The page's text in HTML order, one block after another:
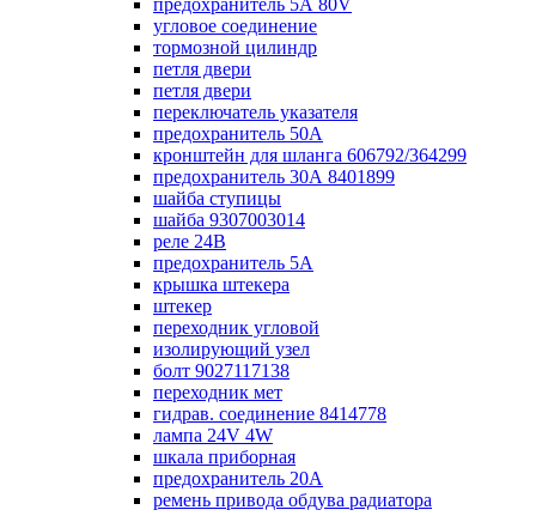
предохранитель 5А 80V
угловое соединение
тормозной цилиндр
петля двери
петля двери
переключатель указателя
предохранитель 50А
кронштейн для шланга 606792/364299
предохранитель 30А 8401899
шайба ступицы
шайба 9307003014
реле 24В
предохранитель 5А
крышка штекера
штекер
переходник угловой
изолирующий узел
болт 9027117138
переходник мет
гидрав. соединение 8414778
лампа 24V 4W
шкала приборная
предохранитель 20А
ремень привода обдува радиатора